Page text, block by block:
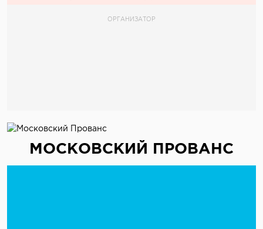
ОРГАНИЗАТОР
МОСКОВСКИЙ ПРОВАНС